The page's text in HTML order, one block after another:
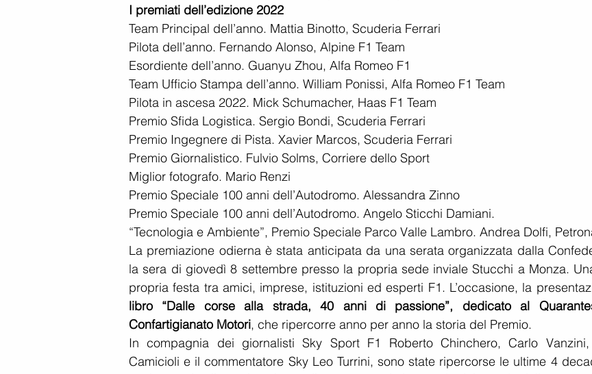
I premiati dell’edizione 2022
Team Principal dell’anno. Mattia Binotto, Scuderia Ferrari
Pilota dell’anno. Fernando Alonso, Alpine F1 Team
Esordiente dell’anno. Guanyu Zhou, Alfa Romeo F1
Team Ufficio Stampa dell’anno. William Ponissi, Alfa Romeo F1 Team
Pilota in ascesa 2022. Mick Schumacher, Haas F1 Team
Premio Sfida Logistica. Sergio Bondi, Scuderia Ferrari
Premio Ingegnere di Pista. Xavier Marcos, Scuderia Ferrari
Premio Giornalistico. Fulvio Solms, Corriere dello Sport
Miglior fotografo. Mario Renzi
Premio Speciale 100 anni dell’Autodromo. Alessandra Zinno
Premio Speciale 100 anni dell’Autodromo. Angelo Sticchi Damiani.
“Tecnologia e Ambiente”, Premio Speciale Parco Valle Lambro. Andrea Dolfi,
La premiazione odierna è stata anticipata da una serata organizzata dalla
la sera di giovedì 8 settembre presso la propria sede inviale Stucchi a Monza.
libro “Dalle corse alla strada, 40 anni di passione”, dedicato al
Confartigianato Motori, che ripercorre anno per anno la storia del Premio.
In compagnia dei giornalisti Sky Sport F1 Roberto Chinchero, Carlo
Camicioli e il commentatore Sky Leo Turrini, sono state ripercorse le ultime 4